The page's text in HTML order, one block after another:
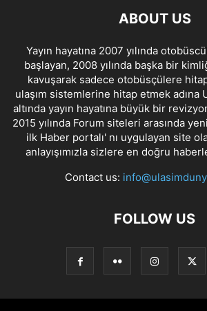
ABOUT US
Yayın hayatına 2007 yılında
başlayan, 2008 yılında başka bir
kavuşarak sadece otobüsçülere
ulaşım sistemlerine hitap etmek adına
altında yayın hayatına büyük bir
2015 yılında Forum siteleri arasında
ilk Haber portalı' nı uygulayan site
anlayışımızla sizlere en doğru
Contact us:
FOLLOW US